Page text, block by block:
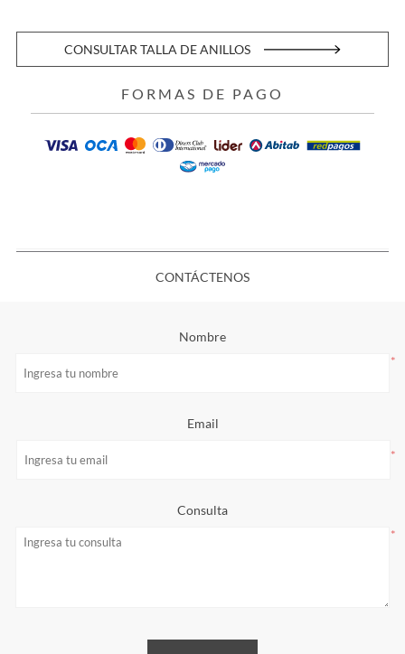
CONSULTAR TALLA DE ANILLOS
FORMAS DE PAGO
CONTÁCTENOS
Nombre
*
Email
*
Consulta
*